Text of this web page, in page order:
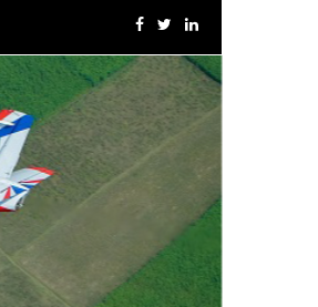
লাইটনিং-২০২৬ এর উদ্বোধনী অনুষ্ঠান